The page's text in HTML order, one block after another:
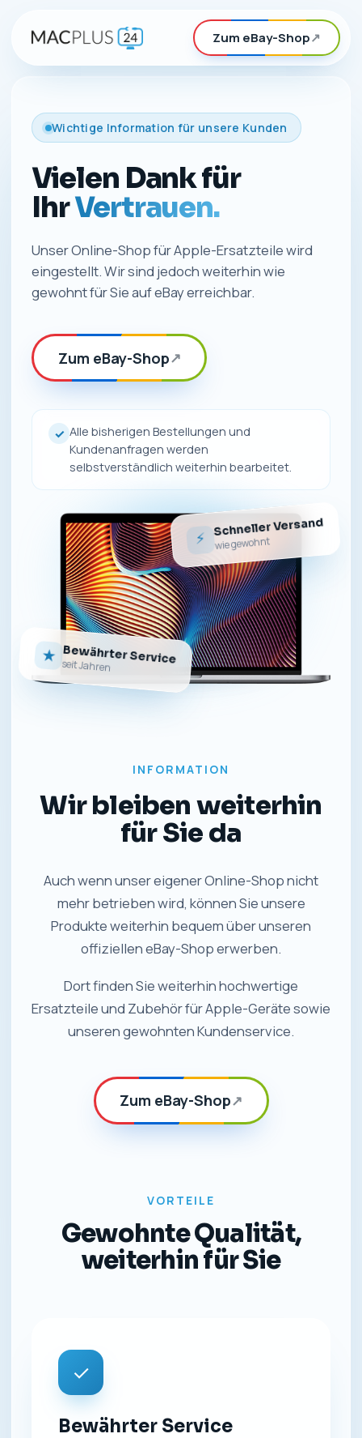
Zum eBay-Shop↗
Wichtige Information für unsere Kunden
Vielen Dank für
IhrVertrauen.
Unser Online-Shop für Apple-Ersatzteile wird
eingestellt. Wir sind jedoch weiterhin wie
gewohnt für Sie auf eBay erreichbar.
Zum eBay-Shop↗
✓ Alle bisherigen Bestellungen und
Kundenanfragen werden
selbstverständlich weiterhin bearbeitet.
⚡ Schneller Versand
wie gewohnt
★ Bewährter Service
seit Jahren
INFORMATION
Wir bleiben weiterhin
für Sie da
Auch wenn unser eigener Online-Shop nicht
mehr betrieben wird, können Sie unsere
Produkte weiterhin bequem über unseren
offiziellen eBay-Shop erwerben.
Dort finden Sie weiterhin hochwertige
Ersatzteile und Zubehör für Apple-Geräte sowie
unseren gewohnten Kundenservice.
Zum eBay-Shop↗
VORTEILE
Gewohnte Qualität,
weiterhin für Sie
✓
Bewährter Service